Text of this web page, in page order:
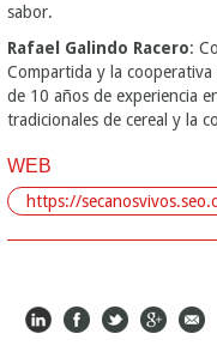
sabor.
Rafael Galindo Racero:
Compartida y la
de 10 años de experiencia
tradicionales de cereal y la
WEB
https://